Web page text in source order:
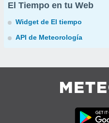
El Tiempo en tu Web
Widget de El tiempo
API de Meteorología